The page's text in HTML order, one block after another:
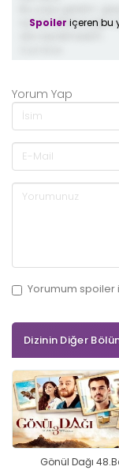
içinde atlatacağız
Spoiler içeren bu
Yorum Yap
Yorumum spoiler
Dizinin Diğer
Gönül Dağı